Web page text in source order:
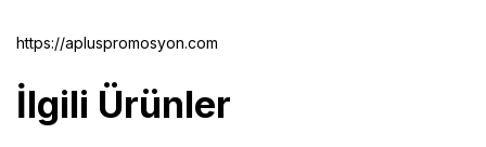
https://apluspromosyon.com
İlgili Ürünler